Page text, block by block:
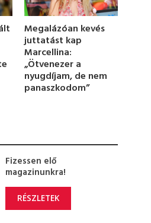
Megalázóan kevés
juttatást kap
Marcellina:
„Ötvenezer a
nyugdíjam, de nem
panaszkodom”
Fizessen elő
magazinunkra!
RÉSZLETEK